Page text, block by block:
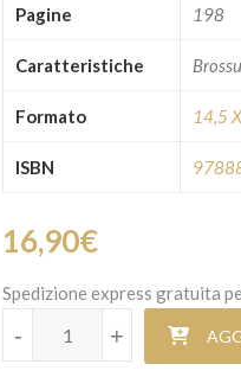
Pagine 198
Caratteristiche
Formato 14,5
ISBN
16,90€
Spedizione express gratuita
L'ombra di Rol quantità
+
- +
-